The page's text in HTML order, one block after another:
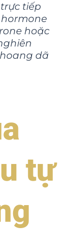
tiếp
hoặc
dã
tự